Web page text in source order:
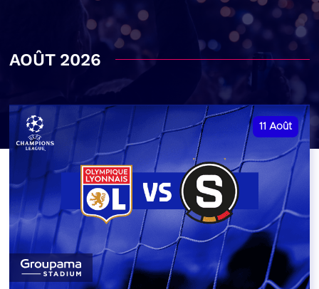
AOÛT 2026
11 Août